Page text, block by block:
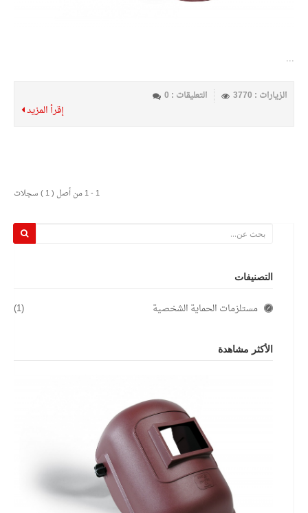
...
الزيارات : 3770 التعليقات : 0
إقرأ المزيد
1 - 1 من أصل ( 1 ) سجلات
التصنيفات
مستلزمات الحماية الشخصية (1)
الأكثر مشاهدة